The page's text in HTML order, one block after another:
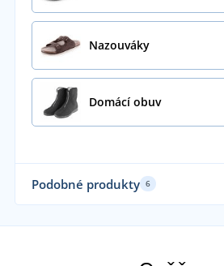
Nazouváky
Domácí obuv
Podobné produkty 6